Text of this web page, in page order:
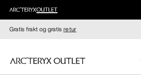
Gratis frakt og gratisretur